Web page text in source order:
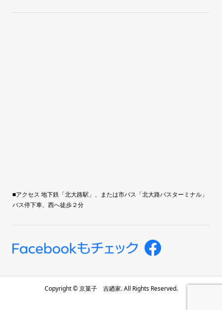
■アクセス 地下鉄「北大路駅」、または市バス「北大路バスターミナル」
バス停下車、西へ徒歩２分
Copyright ©京菓子 吉廼家. All Rights Reserved.